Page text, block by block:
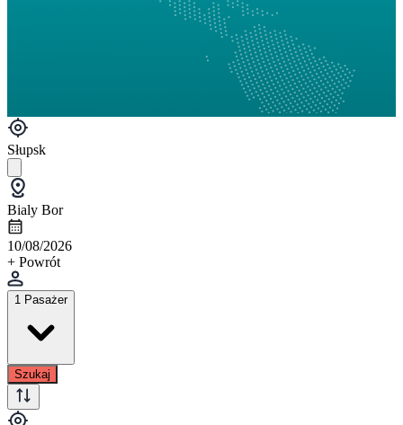
Słupsk
Bialy Bor
10/08/2026
+ Powrót
1 Pasażer
Szukaj